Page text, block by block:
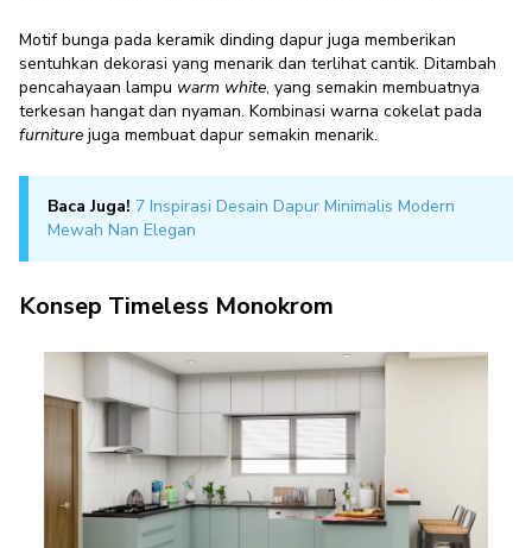
Motif bunga pada keramik dinding dapur juga memberikan
sentuhkan dekorasi yang menarik dan terlihat cantik. Ditambah
pencahayaan lampu warm white, yang semakin membuatnya
terkesan hangat dan nyaman. Kombinasi warna cokelat pada
furniture juga membuat dapur semakin menarik.
Baca Juga! 7 Inspirasi Desain Dapur Minimalis Modern
Mewah Nan Elegan
Konsep Timeless Monokrom